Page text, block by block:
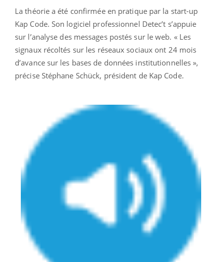
La théorie a été confirmée en pratique par la start-up
Kap Code. Son logiciel professionnel Detec’t s’appuie
sur l’analyse des messages postés sur le web. « Les
signaux récoltés sur les réseaux sociaux ont 24 mois
d’avance sur les bases de données institutionnelles »,
précise Stéphane Schück, président de Kap Code.